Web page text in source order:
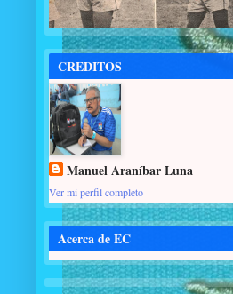
CREDITOS
Manuel Araníbar Luna
Ver mi perfil completo
Acerca de EC